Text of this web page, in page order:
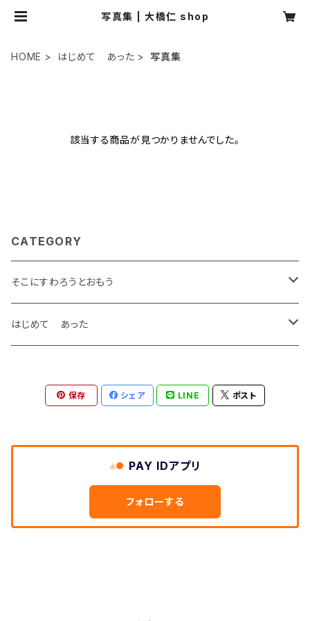
写真集 | 大橋仁 shop
HOME はじめて あった 写真集
該当する商品が見つかりませんでした。
CATEGORY
そこにすわろうとおもう
Tシャツ
はじめて あった
Tシャツ
保存 シェア LINE ポスト
PAY IDアプリ
フォローする